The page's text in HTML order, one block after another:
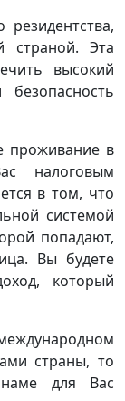
страной. Эта
высокий
проживание в
налоговым
в том, что
системой
попадают,
Вы будете
который
страны, то
для Вас